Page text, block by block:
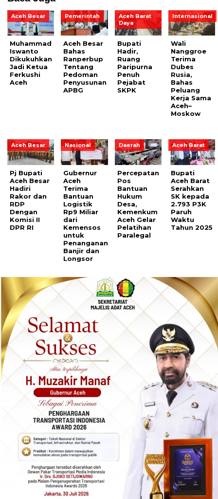
Aceh Besar
Muhammad
Iswanto
Dikukuhkan
Jadi Ketua
Ferkushi
Aceh
Pemerintah
Aceh Besar
Bahas
Ranperbup
Tentang
Pedoman
Penyusunan
APBG
Aceh Barat
Daya
Bupati
Hadir,
Ruang
Paripurna
Penuh
Pejabat
SKPK
Internasional
Wali
Nanggroe
Terima
Dubes
Rusia,
Bahas
Peluang
Kerja Sama
Aceh–
Moskow
Aceh Besar
Pj Bupati
Aceh Besar
Hadiri
Rakor dan
RDP
Dengan
Komisi II
DPR RI
Nasional
Gubernur
Aceh
Terima
Bantuan
Logistik
Rp9 Miliar
dari
Kemensos
untuk
Penanganan
Banjir dan
Longsor
Daerah
Percepatan
Pos
Bantuan
Hukum
Desa,
Kemenkum
Aceh Gelar
Pelatihan
Paralegal
Aceh Barat
Bupati
Aceh Barat
Serahkan
SK kepada
2.793 P3K
Paruh
Waktu
Tahun 2025